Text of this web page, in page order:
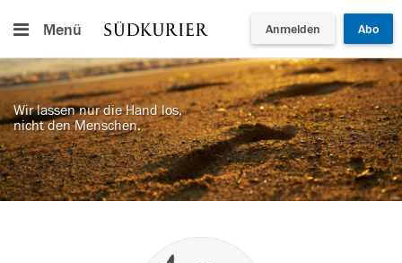
Menü Anmelden Abo
Wir lassen nur die Hand los,
nicht den Menschen.